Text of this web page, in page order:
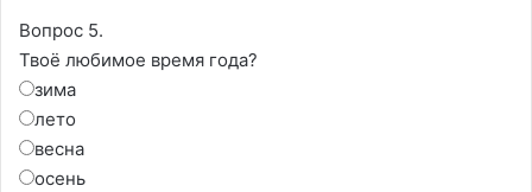
Вопрос 5.
Твоё любимое время года?
зима
лето
весна
осень